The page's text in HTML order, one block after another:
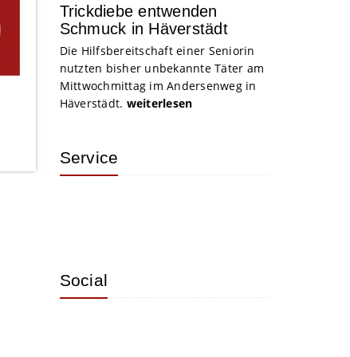
Trickdiebe entwenden
Schmuck in Häverstädt
Die Hilfsbereitschaft einer Seniorin
nutzten bisher unbekannte Täter am
Mittwochmittag im Andersenweg in
Häverstädt. weiterlesen
Service
Social